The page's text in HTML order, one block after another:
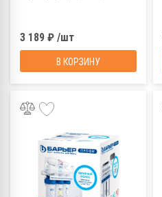
3 189 ₽ /шт
В КОРЗИНУ